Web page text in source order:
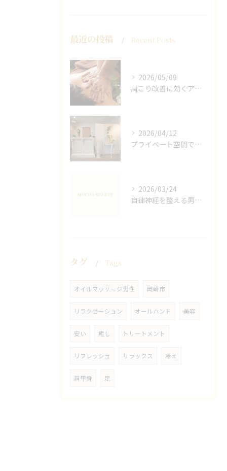
最近の投稿 Recent Posts
2026/05/09
肩こり改善に効くアロマリンパの手技と効果
2026/04/12
プライベート空間で極上アロマリンパケアの効果
2026/03/24
自律神経を整える男性オイルマッサージ
タグ Tags
オイルマッサージ男性 岡崎市
リラクゼーション オールハンド 美容
安い 癒し トリートメント
リフレッシュ リラックス 冷え
肩甲骨 足